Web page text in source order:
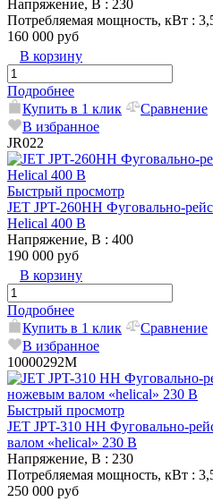
Напряжение, В : 230
Потребляемая мощность, кВт :
160 000 руб
В корзину
Подробнее
Купить в 1 клик
Сравнение
В избранное
JR022
Быстрый просмотр
JET JPT-260HH Фуговально-
Helical 400 В
Напряжение, В : 400
190 000 руб
В корзину
Подробнее
Купить в 1 клик
Сравнение
В избранное
10000292M
Быстрый просмотр
JET JPT-310 HH Фуговально-
валом «helical» 230 В
Напряжение, В : 230
Потребляемая мощность, кВт :
250 000 руб